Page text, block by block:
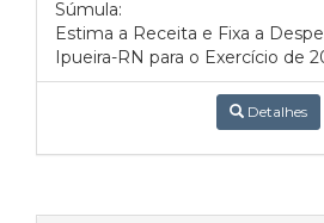
Súmula:
Estima a Receita e Fixa a
Ipueira-RN para o Exercício de
Detalhes